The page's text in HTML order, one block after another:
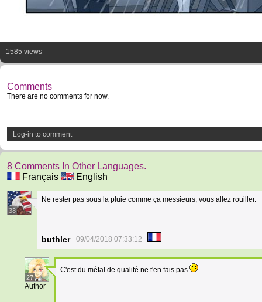
1585 views
Comments
There are no comments for now.
Log-in to comment
8 Comments In Other Languages.
Français
English
38
Ne rester pas sous la pluie comme ça messieurs, vous allez rouiller.
buthler 09/04/2018 07:33:12
27
Author
C'est du métal de qualité ne t'en fais pas